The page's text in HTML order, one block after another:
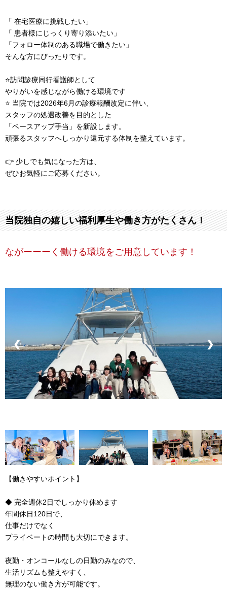
「 在宅医療に挑戦したい」
「 患者様にじっくり寄り添いたい」
「フォロー体制のある職場で働きたい」
そんな方にぴったりです。
⭐訪問診療同行看護師として
やりがいを感じながら働ける環境です
⭐ 当院では2026年6月の診療報酬改定に伴い、
スタッフの処遇改善を目的とした
「ベースアップ手当」を新設します。
頑張るスタッフへしっかり還元する体制を整えています。
👉 少しでも気になった方は、
ぜひお気軽にご応募ください。
当院独自の嬉しい福利厚生や働き方がたくさん！
ながーーーく働ける環境をご用意しています！
❮ ❯
【働きやすいポイント】
◆ 完全週休2日でしっかり休めます
年間休日120日で、
仕事だけでなく
プライベートの時間も大切にできます。
夜勤・オンコールなしの日勤のみなので、
生活リズムも整えやすく、
無理のない働き方が可能です。